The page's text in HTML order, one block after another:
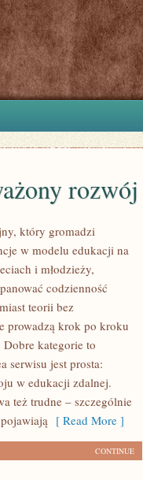
rozwój
który gromadzi
w modelu edukacji na
i młodzieży,
codzienność
teorii bez
prowadzą krok po kroku
kategorie to
serwisu jest prosta:
w edukacji zdalnej.
też trudne – szczególnie
[ Read More ]
CONTINUE